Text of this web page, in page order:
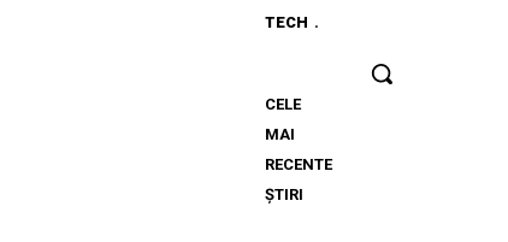
TECH
CELE
MAI
RECENTE
ȘTIRI